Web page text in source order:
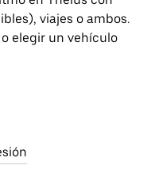
viajes o ambos.
elegir un vehículo